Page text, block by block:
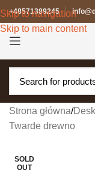
Skip to navigation
Skip to main content
+48571389245
Strona główna/
Twarde drewno
SOLD
OUT